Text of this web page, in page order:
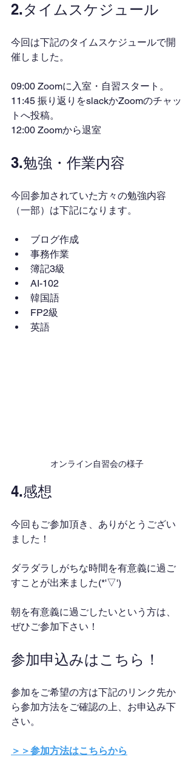
2.タイムスケジュール
今回は下記のタイムスケジュールで開
催しました。
09:00 Zoomに入室・自習スタート。
11:45 振り返りをslackかZoomのチャッ
トへ投稿。
12:00 Zoomから退室
3.勉強・作業内容
今回参加されていた方々の勉強内容
（一部）は下記になります。
ブログ作成
事務作業
簿記3級
AI-102
韓国語
FP2級
英語
オンライン自習会の様子
4.感想
今回もご参加頂き、ありがとうござい
ました！
ダラダラしがちな時間を有意義に過ご
すことが出来ました(*'▽')
朝を有意義に過ごしたいという方は、
ぜひご参加下さい！
参加申込みはこちら！
参加をご希望の方は下記のリンク先か
ら参加方法をご確認の上、お申込み下
さい。
＞＞参加方法はこちらから